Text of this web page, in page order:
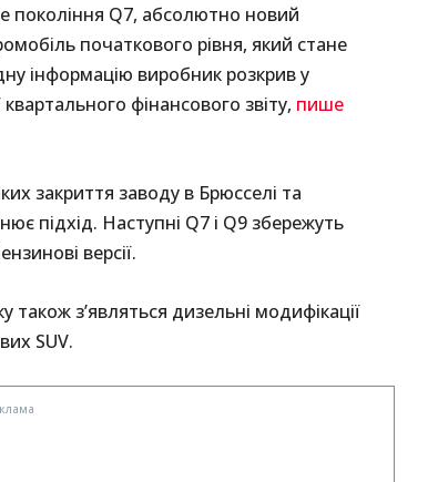
покоління Q7, абсолютно новий
початкового рівня, який стане
інформацію виробник розкрив у
фінансового звіту, пише
закриття заводу в Брюсселі та
підхід. Наступні Q7 і Q9 збережуть
версії.
з’являться дизельні модифікації
SUV.